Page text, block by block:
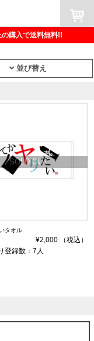
の購入で送料無料!!
並び替え
SOLD OUT
タオル
¥2,000 （税込）
登録数：7人